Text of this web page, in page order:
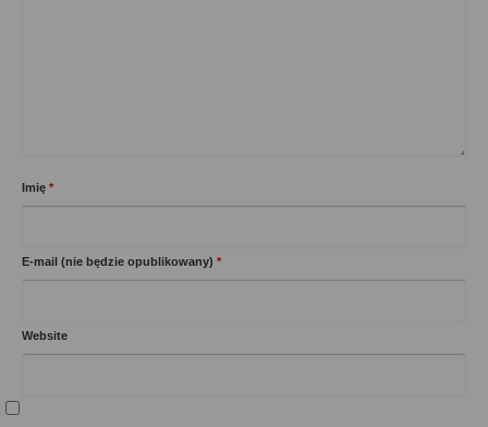
Imię *
E-mail (nie będzie opublikowany) *
Website